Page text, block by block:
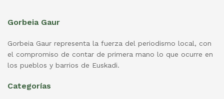
Gorbeia Gaur
Gorbeia Gaur representa la fuerza del periodismo local, con
el compromiso de contar de primera mano lo que ocurre en
los pueblos y barrios de Euskadi.
Categorías